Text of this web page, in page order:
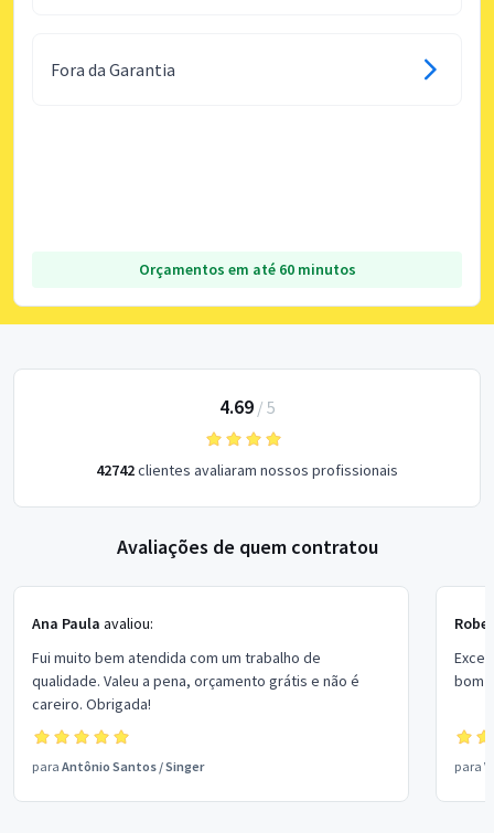
Fora da Garantia
Orçamentos em até 60 minutos
4.69/ 5
42742clientes avaliaram nossos profissionais
Avaliações de quem contratou
Ana Paula avaliou:
Fui muito bem atendida com um trabalho de
qualidade. Valeu a pena, orçamento grátis e não é
careiro. Obrigada!
para Antônio Santos /Singer
bom
para